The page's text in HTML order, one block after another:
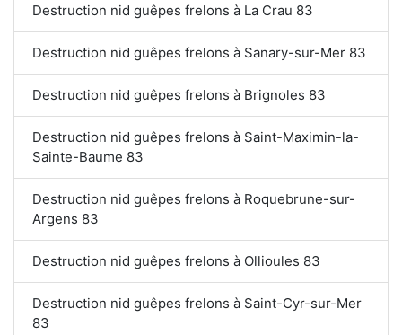
Destruction nid guêpes frelons à La Crau 83
Destruction nid guêpes frelons à Sanary-sur-Mer 83
Destruction nid guêpes frelons à Brignoles 83
Destruction nid guêpes frelons à Saint-Maximin-la-
Sainte-Baume 83
Destruction nid guêpes frelons à Roquebrune-sur-
Argens 83
Destruction nid guêpes frelons à Ollioules 83
Destruction nid guêpes frelons à Saint-Cyr-sur-Mer
83